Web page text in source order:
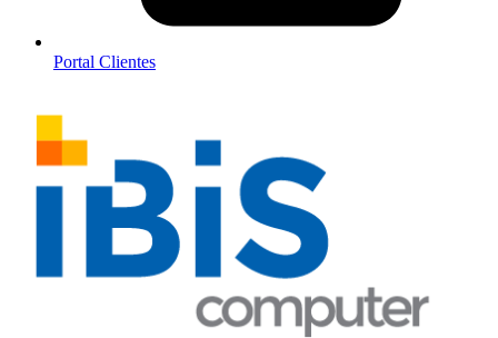
Portal Clientes